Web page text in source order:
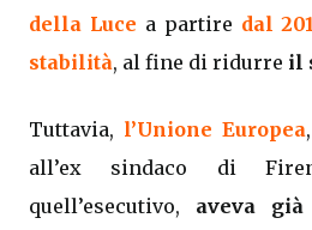
della Luce a partire dal
stabilità, al fine di ridurre il
Tuttavia, l’Unione Europea
all’ex sindaco di
quell’esecutivo, aveva